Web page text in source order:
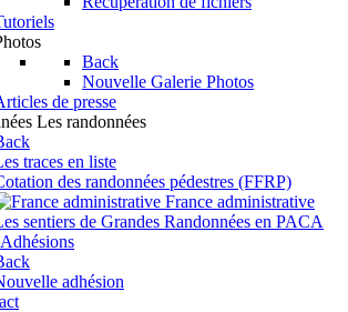
Back
Nouvelle Galerie Photos
de presse
Les randonnées
traces en liste
des randonnées pédestres (FFRP)
France administrative
sentiers de Grandes Randonnées en PACA
Adhésions
adhésion